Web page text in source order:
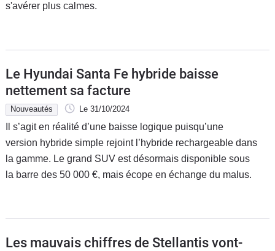
s'avérer plus calmes.
Le Hyundai Santa Fe hybride baisse
nettement sa facture
Nouveautés Le 31/10/2024
Il s’agit en réalité d’une baisse logique puisqu’une
version hybride simple rejoint l’hybride rechargeable dans
la gamme. Le grand SUV est désormais disponible sous
la barre des 50 000 €, mais écope en échange du malus.
Les mauvais chiffres de Stellantis vont-